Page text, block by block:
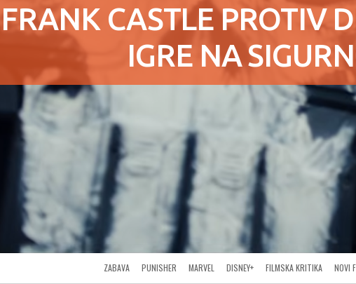
FRANK CASTLE PROTIV
IGRE NA
ZABAVA PUNISHER MARVEL DISNEY+ FILMSKA KRITIKA NOVI